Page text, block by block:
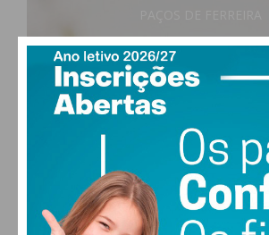
29°
29 °
QUI
30
SEX
29
SÁB